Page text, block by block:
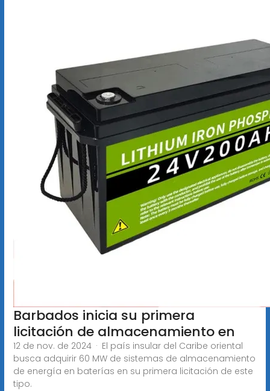
Barbados inicia su primera
licitación de almacenamiento en
12 de nov. de 2024 · El país insular del Caribe oriental
busca adquirir 60 MW de sistemas de almacenamiento
de energía en baterías en su primera licitación de este
tipo.